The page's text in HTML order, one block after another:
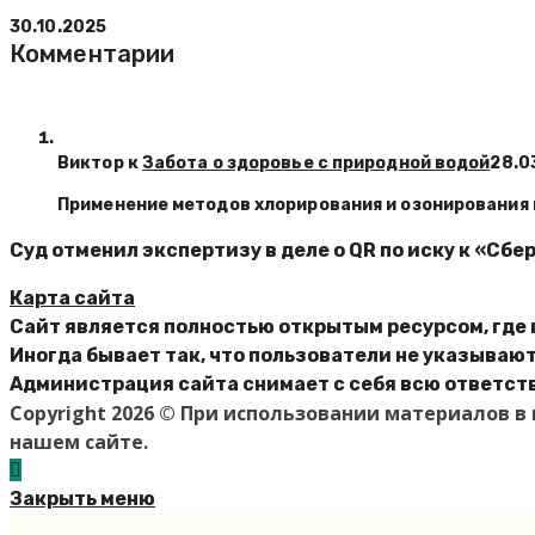
30.10.2025
Комментарии
Виктор кЗабота о здоровье с природной водой
Применение методов хлорирования и
Суд отменил экспертизу в деле о QR по иску к
Карта сайта
Сайт является полностью открытым ресурсом,
Иногда бывает так, что пользователи не
Администрация сайта снимает с себя всю
Copyright 2026 © При использовании материалов
нашем сайте.
Закрыть меню